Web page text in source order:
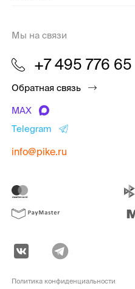
Мы на связи
+7 495 776
Обратная связь
MAX
Telegram
info@pike.ru
Политика конфиденциальности